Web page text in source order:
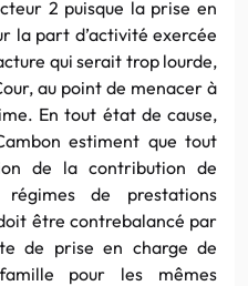
2 puisque la prise en
la part d’activité exercée
qui serait trop lourde,
au point de menacer à
En tout état de cause,
estiment que tout
de la contribution de
régimes de prestations
être contrebalancé par
de prise en charge de
pour les mêmes